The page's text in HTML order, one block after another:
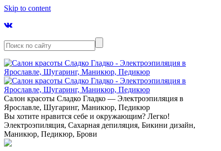
Skip to content
Салон красоты Сладко Гладко — Электроэпиляция в
Ярославле, Шугаринг, Маникюр, Педикюр
Вы хотите нравится себе и окружающим? Легко!
Электроэпиляция, Сахарная депиляция, Бикини дизайн,
Маникюр, Педикюр, Брови